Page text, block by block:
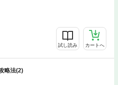
試し読み カートへ
略法(2)